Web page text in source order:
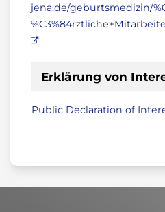
jena.de/geburtsmedizin/
Erklärung von
Public Declaration of